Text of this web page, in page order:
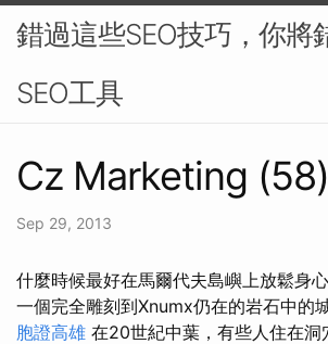
錯過這些SEO技巧，你將
SEO工具
Cz Marketing (58)
Sep 29, 2013
什麼時候最好在馬爾代夫島嶼上放鬆身
一個完全雕刻到Xnumx仍在的岩石中的
胞證高雄 在20世紀中葉，有些人住在洞